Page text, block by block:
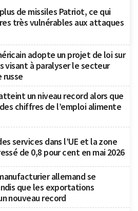
de missiles Patriot, ce qui
très vulnérables aux attaques
adopte un projet de loi sur
visant à paralyser le secteur
un niveau record alors que
chiffres de l’emploi alimente
services dans l’UE et la zone
de 0,8 pour cent en mai 2026
allemand se
que les exportations
nouveau record